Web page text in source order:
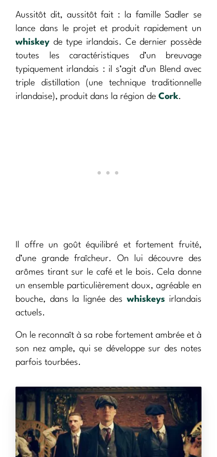
Aussitôt dit, aussitôt fait : la famille Sadler se
lance dans le projet et produit rapidement un
whiskey de type irlandais. Ce dernier possède
toutes les caractéristiques d’un breuvage
typiquement irlandais : il s’agit d’un Blend avec
triple distillation (une technique traditionnelle
irlandaise), produit dans la région de Cork.
Il offre un goût équilibré et fortement fruité,
d’une grande fraîcheur. On lui découvre des
arômes tirant sur le café et le bois. Cela donne
un ensemble particulièrement doux, agréable en
bouche, dans la lignée des whiskeys irlandais
actuels.
On le reconnaît à sa robe fortement ambrée et à
son nez ample, qui se développe sur des notes
parfois tourbées.